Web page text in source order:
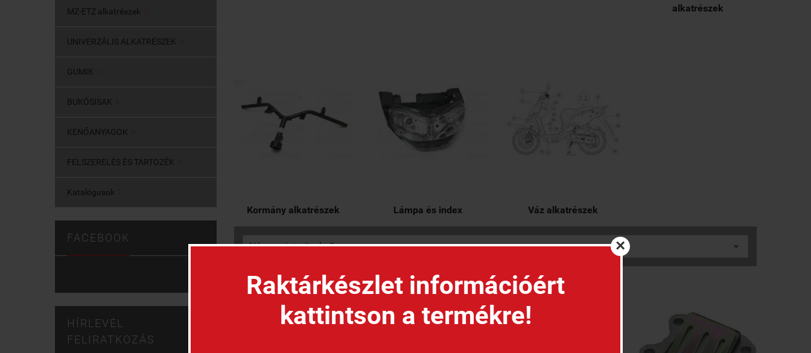
Raktárkészlet információért
kattintson a termékre!
×
MZ-ETZ alkatrészek
UNIVERZÁLIS ALKATRÉSZEK
GUMIK
BUKÓSISAK
KENŐANYAGOK
FELSZERELÉS ÉS TARTOZÉK
Katalógusok
FACEBOOK
HÍRLEVÉL
FELIRATKOZÁS
alkatrészek
Kormány alkatrészek Lámpa és index Váz alkatrészek